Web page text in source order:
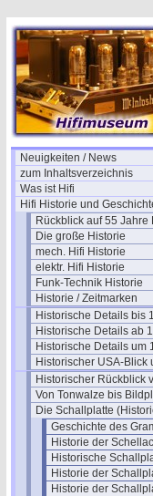
Neuigkeiten / News
zum Inhaltsverzeichnis
Was ist Hifi
Hifi Historie und
Rückblick auf 55 Jahre
Die große Historie
mech. Hifi Historie
elektr. Hifi Historie
Funk-Technik Historie
Historie / Zeitmarken
Historische Details bis
Historische Details ab
Historische Details um
Historischer USA-Blick
Historischer Rückblick
Von Tonwalze bis
Die Schallplatte
Geschichte des
Historie der
Historische
Historie der
Historie der